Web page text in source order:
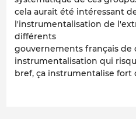
cela aurait été intéressant
l'instrumentalisation de
différents
gouvernements français
instrumentalisation qui
bref, ça instrumentalise fort